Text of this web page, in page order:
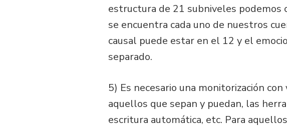
estructura de 21 subniveles
se encuentra cada uno de nuestros
causal puede estar en el 12 y el
separado.
5) Es necesario una monitorización
aquellos que sepan y puedan, las
escritura automática, etc. Para